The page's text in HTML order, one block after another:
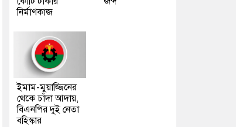
নির্মাণকাজ
ইমাম-মুয়াজ্জিনের
থেকে চাঁদা আদায়,
বিএনপির দুই নেতা
বহিস্কার